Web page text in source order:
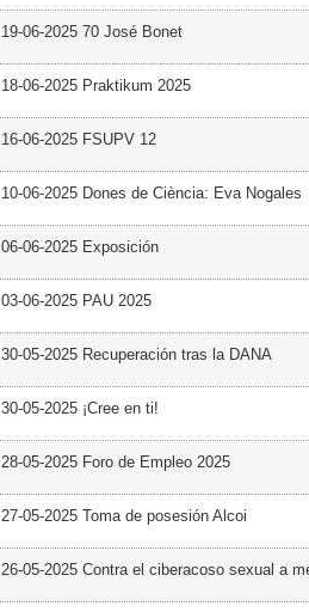
19-06-2025 70 José Bonet
18-06-2025 Praktikum 2025
16-06-2025 FSUPV 12
10-06-2025 Dones de Ciència: Eva Nogales
06-06-2025 Exposición
03-06-2025 PAU 2025
30-05-2025 Recuperación tras la DANA
30-05-2025 ¡Cree en ti!
28-05-2025 Foro de Empleo 2025
27-05-2025 Toma de posesión Alcoi
26-05-2025 Contra el ciberacoso sexual a